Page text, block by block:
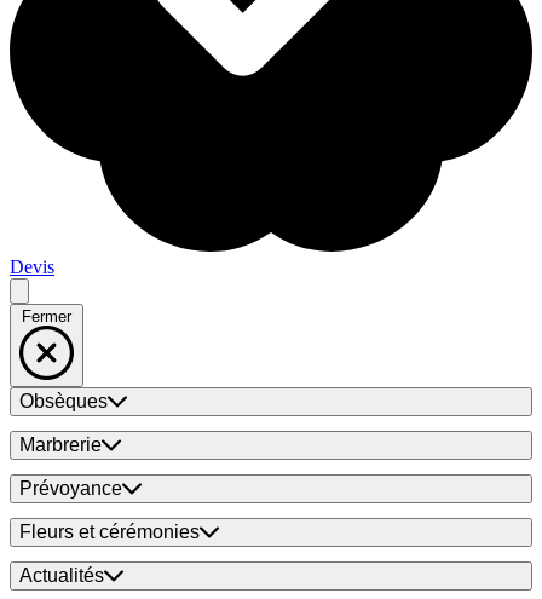
Devis
Fermer
Obsèques
Marbrerie
Prévoyance
Fleurs et cérémonies
Actualités